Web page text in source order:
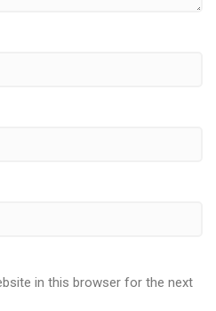
in this browser for the next